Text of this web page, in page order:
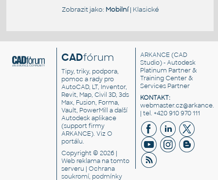
Zobrazit jako: Mobilní| Klasické
CADfórum
Tipy, triky, podpora,
pomoc a rady pro
AutoCAD, LT, Inventor,
Revit, Map, Civil 3D, 3ds
Max, Fusion, Forma,
Vault, PowerMill a další
Autodesk aplikace
(support firmy
ARKANCE). VizO
portálu.
Copyright © 2026 |
Web reklama na tomto
serveru |Ochrana
soukromí, podmínky
ARKANCE (CAD
Studio) - Autodesk
Platinum Partner &
Training Center &
Services Partner
KONTAKT:
| tel. +420 910 970 111